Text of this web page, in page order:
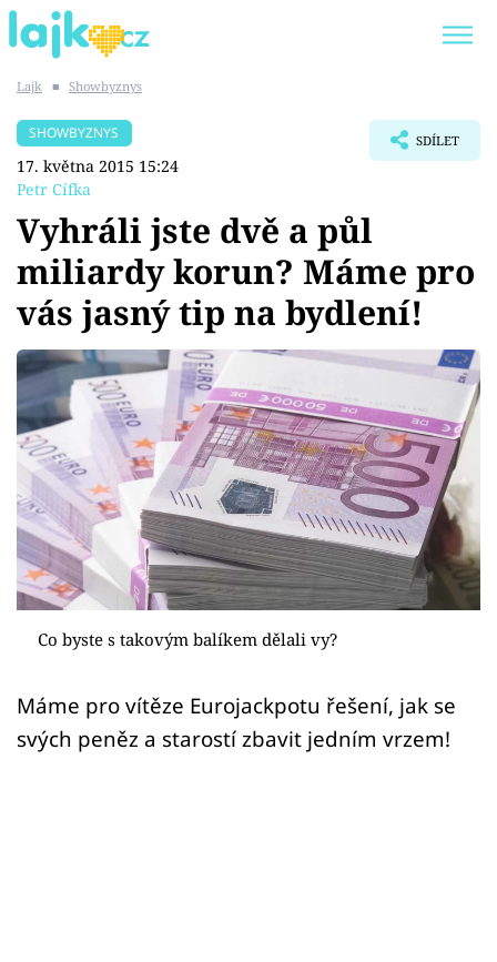
SHOPAHOLICADEL
Témata
Showbyznys
Youtubeři
Virály
Sex a vztahy
Videa
Sledujte prima+
Lajk ■ Showbyznys
SHOWBYZNYS
17. května 2015 15:24
Petr Cífka
SDÍLET
Vyhráli jste dvě a půl
miliardy korun? Máme pro
vás jasný tip na bydlení!
Co byste s takovým balíkem dělali vy?
Máme pro vítěze Eurojackpotu řešení, jak se
svých peněz a starostí zbavit jedním vrzem!